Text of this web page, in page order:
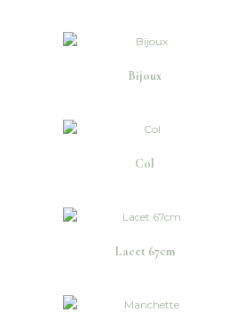
Bijoux
Col
Lacet 67cm